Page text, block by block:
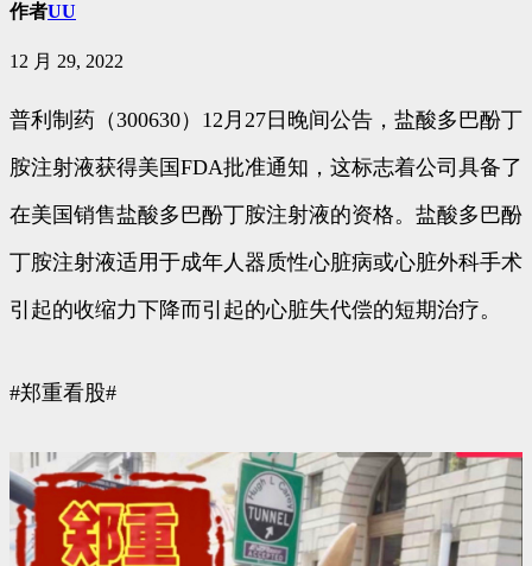
作者UU
12 月 29, 2022
普利制药（300630）12月27日晚间公告，盐酸多巴酚丁
胺注射液获得美国FDA批准通知，这标志着公司具备了
在美国销售盐酸多巴酚丁胺注射液的资格。盐酸多巴酚
丁胺注射液适用于成年人器质性心脏病或心脏外科手术
引起的收缩力下降而引起的心脏失代偿的短期治疗。
#郑重看股#